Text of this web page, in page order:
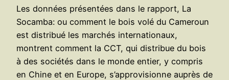
Les données présentées dans le rapport, La
Socamba: ou comment le bois volé du Cameroun
est distribué les marchés internationaux,
montrent comment la CCT, qui distribue du bois
à des sociétés dans le monde entier, y compris
en Chine et en Europe, s’approvisionne auprès de